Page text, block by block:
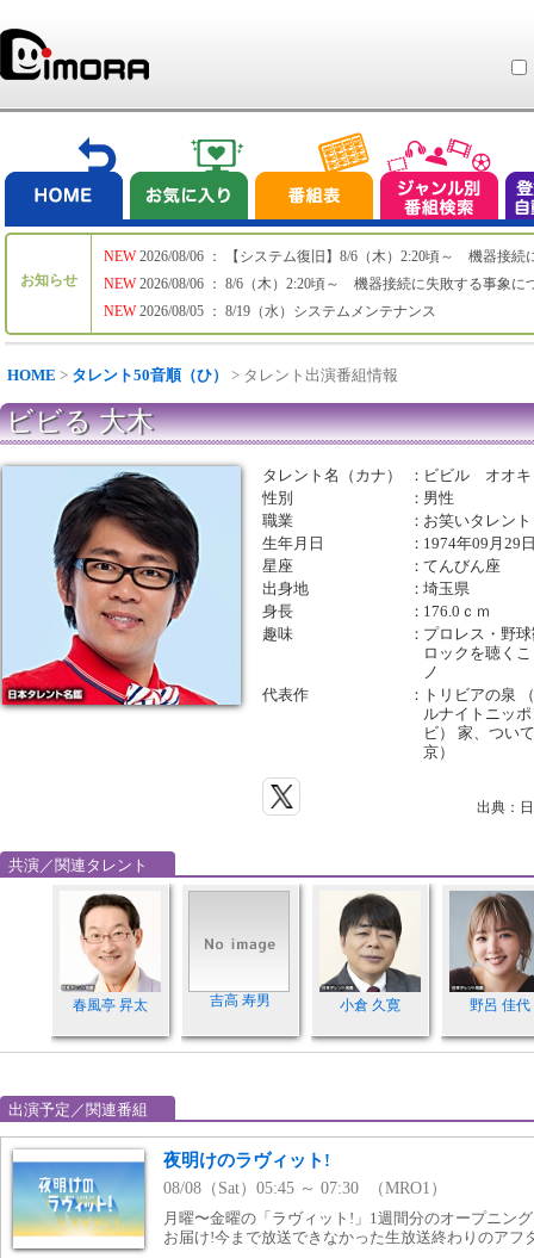
お知らせ
NEW
NEW
NEW
2026/08/06 ： 【システム復旧】8/6（木）2:20頃～ 機器接続
2026/08/06 ： 8/6（木）2:20頃～ 機器接続に失敗する事象に
2026/08/05 ： 8/19（水）システムメンテナンス
HOME > タレント50音順（ひ） > タレント出演番組情報
ビビる 大木
タレント名（カナ） ： ビビル オオキ
性別
： 男性
職業
： お笑いタレント
生年月日
： 1974年09月29
星座
：てんびん座
出身地
：埼玉県
身長
： 176.0ｃｍ
趣味
： プロレス・野
ロックを聴く
ノ
代表作
： トリビアの泉
ルナイトニッ
ビ） 家、つい
京）
出典：
共演／関連タレント
春風亭 昇太 吉高 寿男 小倉 久寛 野呂 佳代
出演予定／関連番組
夜明けのラヴィット!
08/08（Sat）05:45 ～ 07:30 （MRO1）
月曜〜金曜の「ラヴィット!」1週間分のオープニン
お届け!今まで放送できなかった生放送終わりのアフ